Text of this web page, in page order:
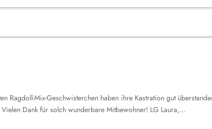
Ragdoll-Mix-Geschwisterchen haben ihre Kastration gut
Dank für solch wunderbare Mitbewohner! LG Laura,...